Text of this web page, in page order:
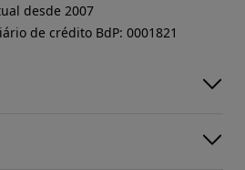
desde 2007
de crédito BdP: 0001821